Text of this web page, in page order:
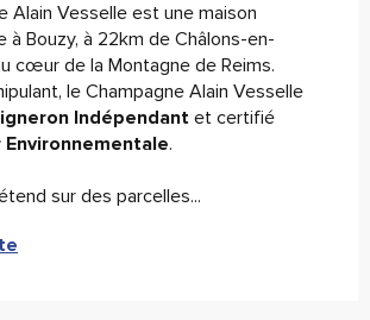
Alain Vesselle est une maison
à Bouzy, à 22km de Châlons-en-
cœur de la Montagne de Reims.
le Champagne Alain Vesselle
Indépendant
Environnementale.
sur des parcelles...